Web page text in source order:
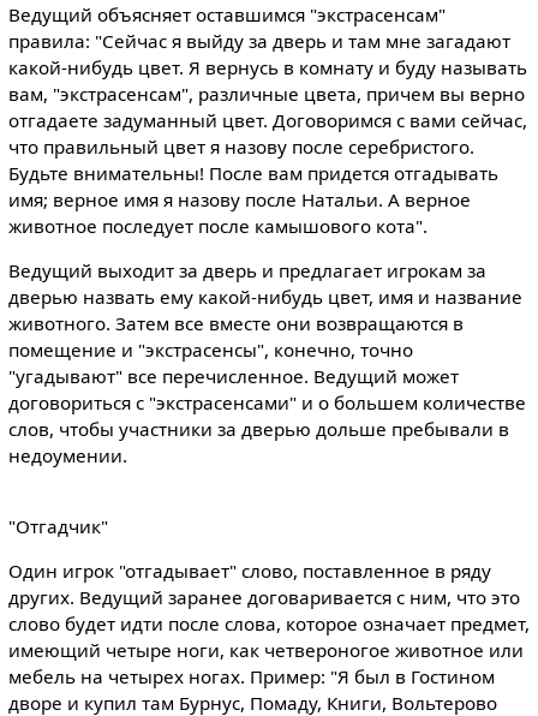
Ведущий объясняет оставшимся "экстрасенсам"
правила: "Сейчас я выйду за дверь и там мне загадают
какой-нибудь цвет. Я вернусь в комнату и буду называть
вам, "экстрасенсам", различные цвета, причем вы верно
отгадаете задуманный цвет. Договоримся с вами сейчас,
что правильный цвет я назову после серебристого.
Будьте внимательны! После вам придется отгадывать
имя; верное имя я назову после Натальи. А верное
животное последует после камышового кота".
Ведущий выходит за дверь и предлагает игрокам за
дверью назвать ему какой-нибудь цвет, имя и название
животного. Затем все вместе они возвращаются в
помещение и "экстрасенсы", конечно, точно
"угадывают" все перечисленное. Ведущий может
договориться с "экстрасенсами" и о большем количестве
слов, чтобы участники за дверью дольше пребывали в
недоумении.
"Отгадчик"
Один игрок "отгадывает" слово, поставленное в ряду
других. Ведущий заранее договаривается с ним, что это
слово будет идти после слова, которое означает предмет,
имеющий четыре ноги, как четвероногое животное или
мебель на четырех ногах. Пример: "Я был в Гостином
дворе и купил там Бурнус, Помаду, Книги, Вольтерово